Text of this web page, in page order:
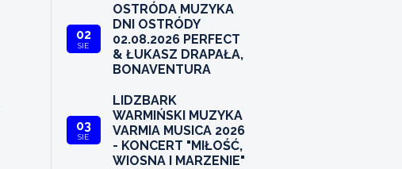
02
SIE
OSTRÓDA MUZYKA
DNI OSTRÓDY
02.08.2026 PERFECT
& ŁUKASZ DRAPAŁA,
BONAVENTURA
03
SIE
LIDZBARK
WARMIŃSKI MUZYKA
VARMIA MUSICA 2026
- KONCERT "MIŁOŚĆ,
WIOSNA I MARZENIE"